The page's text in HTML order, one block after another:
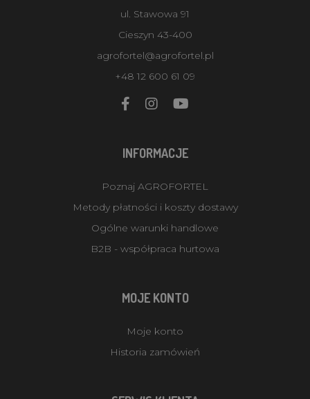
ul. Stawowa 91
Cieszyn 43-400
agrofortel@agrofortel.pl
+48 12 600 61 09
INFORMACJE
Poznaj AGROFORTEL
Metody płatności i koszty dostawy
Ogólne warunki handlowe
B2B - współpraca hurtowa
MOJE KONTO
Moje konto
Historia zamówień